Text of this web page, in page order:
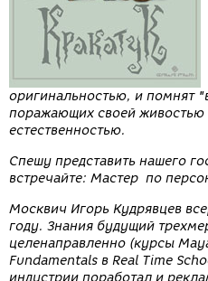
оригинальностью, и помнят
поражающих своей
естественностью.
Спешу представить нашего
встречайте: Мастер по
Москвич Игорь Кудрявцев
году. Знания будущий
целенаправленно (курсы
Fundamentals в Real Time